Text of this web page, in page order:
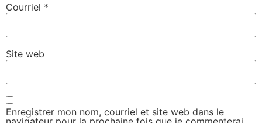
Courriel *
Site web
Enregistrer mon nom, courriel et site web dans le